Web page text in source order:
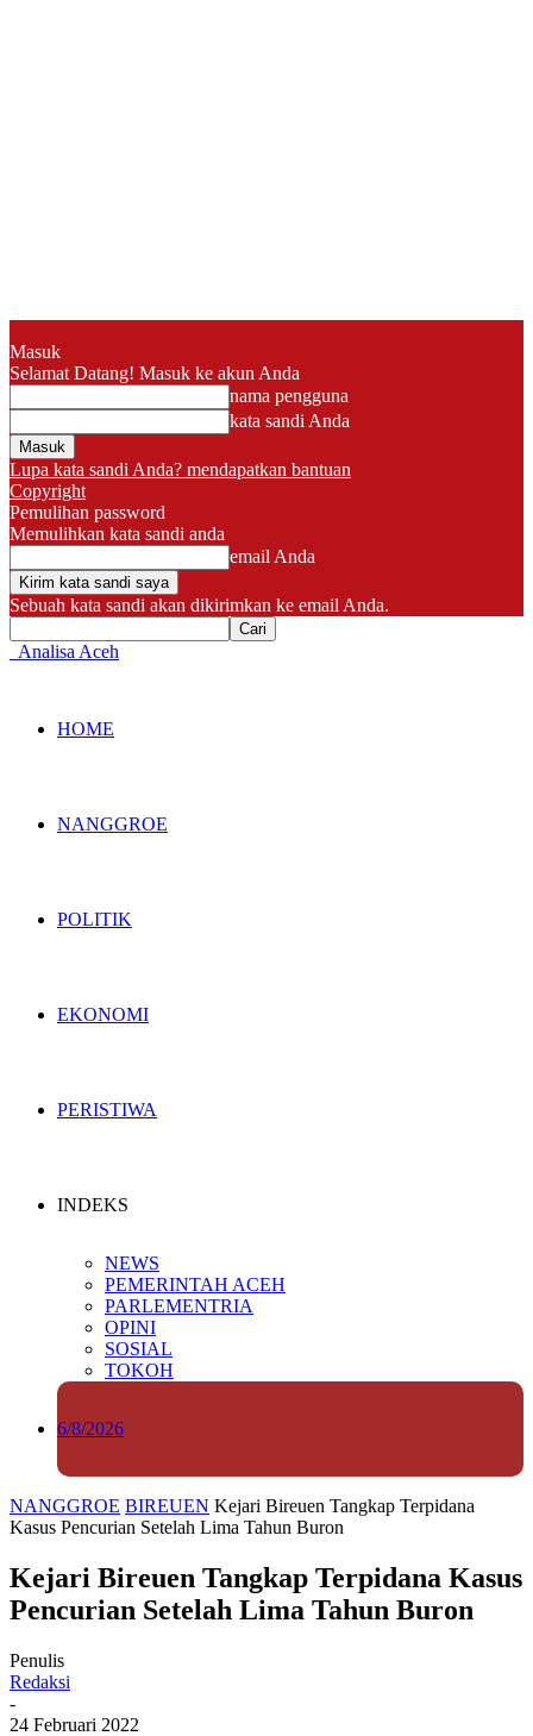
Masuk
Selamat Datang! Masuk ke akun Anda
nama pengguna
kata sandi Anda
Lupa kata sandi Anda? mendapatkan bantuan
Copyright
Pemulihan password
Memulihkan kata sandi anda
email Anda
Sebuah kata sandi akan dikirimkan ke email Anda.
Analisa Aceh
HOME
NANGGROE
POLITIK
EKONOMI
PERISTIWA
INDEKS
NEWS
PEMERINTAH ACEH
PARLEMENTRIA
OPINI
SOSIAL
TOKOH
6/8/2026
NANGGROE BIREUEN Kejari Bireuen Tangkap Terpidana
Kasus Pencurian Setelah Lima Tahun Buron
Kejari Bireuen Tangkap Terpidana Kasus
Pencurian Setelah Lima Tahun Buron
Penulis
Redaksi
-
24 Februari 2022